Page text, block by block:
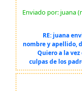
Enviado por: juana
RE: juana
nombre y apellido,
Quiero a la
culpas de los